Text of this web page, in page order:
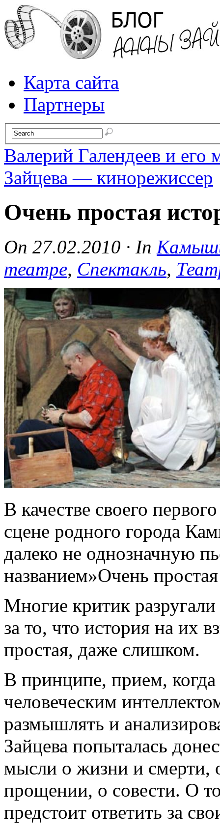
Карта сайта
Партнеры
Валерий Галендеев и его
Зайцева — кинорежиссер
Очень простая
On 27.02.2010 · In
театре, Спектакль,
В качестве своего
сцене родного города
далеко не однозначную
названием»Очень
Многие критик
за то, что история на их
простая, даже слишком.
В принципе, прием,
человеческим
размышлять и
Зайцева попыталась
мысли о жизни и смерти,
прощении, о совести. О
предстоит ответить за